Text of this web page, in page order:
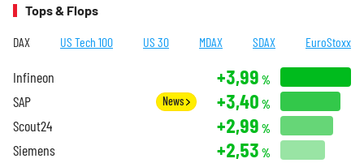
Tops & Flops
DAX US Tech 100 US 30 MDAX SDAX EuroStoxx
Infineon +3,99 %
SAP News +3,40 %
Scout24 +2,99 %
Siemens +2,53 %